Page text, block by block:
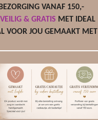
VANAF 150,-
VEILIG & GRATIS MET IDEAL
VOOR JOU GEMAAKT MET